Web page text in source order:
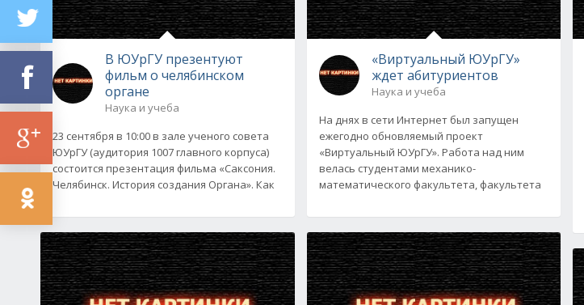
В ЮУрГУ презентуют
фильм о челябинском
органе
Наука и учеба
23 сентября в 10:00 в зале ученого совета
ЮУрГУ (аудитория 1007 главного корпуса)
состоится презентация фильма «Саксония.
Челябинск. История создания Органа». Как
«Виртуальный ЮУрГУ»
ждет абитуриентов
Наука и учеба
На днях в сети Интернет был запущен
ежегодно обновляемый проект
«Виртуальный ЮУрГУ». Работа над ним
велась студентами механико-
математического факультета, факультета